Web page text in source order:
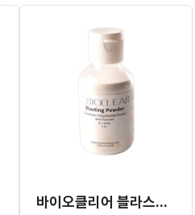
바이오클리어 블라스팅 파우더 (#715031.6)